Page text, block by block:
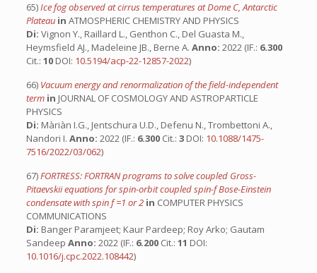
65)Ice fog observed at cirrus temperatures at Dome C, Antarctic
Plateau in ATMOSPHERIC CHEMISTRY AND PHYSICS
Di: Vignon Y., Raillard L., Genthon C., Del Guasta M.,
Heymsfield AJ., Madeleine JB., Berne A. Anno: 2022 (IF.: 6.300
Cit.: 10 DOI: 10.5194/acp-22-12857-2022)
66) Vacuum energy and renormalization of the field-independent
term in JOURNAL OF COSMOLOGY AND ASTROPARTICLE
PHYSICS
Di: Màriàn I.G., Jentschura U.D., Defenu N., Trombettoni A.,
Nandori I. Anno: 2022 (IF.: 6.300 Cit.: 3 DOI: 10.1088/1475-
7516/2022/03/062)
67)FORTRESS: FORTRAN programs to solve coupled Gross-
Pitaevskii equations for spin-orbit coupled spin-f Bose-Einstein
condensate with spin f =1 or 2 in COMPUTER PHYSICS
COMMUNICATIONS
Di: Banger Paramjeet; Kaur Pardeep; Roy Arko; Gautam
Sandeep Anno: 2022 (IF.: 6.200 Cit.: 11 DOI:
10.1016/j.cpc.2022.108442)